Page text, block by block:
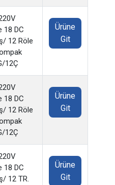
18 DC
12 Röle
12Ç
Ürüne
Git
18 DC
12 Röle
12Ç
Ürüne
Git
18 DC
12 TR.
Ürüne
Git